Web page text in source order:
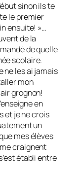
sinon ils te
le premier
ensuite! »…
de la
de quelle
scolaire.
ne les ai jamais
mon
grognon!
en
et je ne crois
un
mes élèves
craignent
établi entre